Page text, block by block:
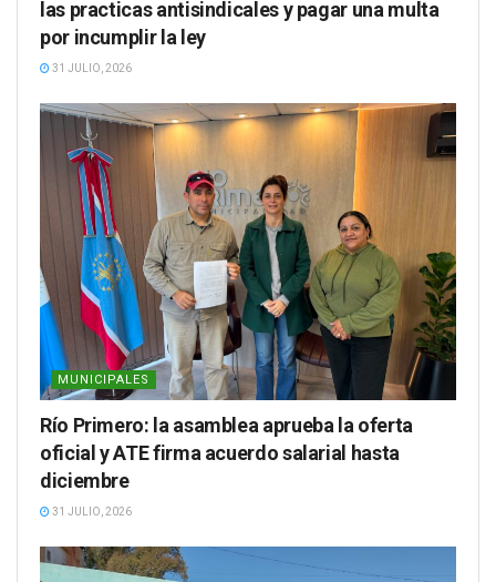
las practicas antisindicales y pagar una multa
por incumplir la ley
31 JULIO, 2026
MUNICIPALES
Río Primero: la asamblea aprueba la oferta
oficial y ATE firma acuerdo salarial hasta
diciembre
31 JULIO, 2026